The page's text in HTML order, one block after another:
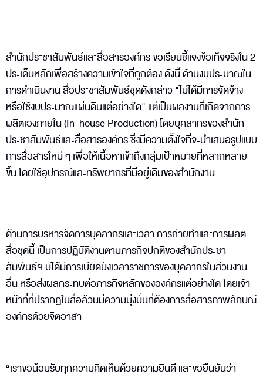
สำนักประชาสัมพันธ์และสื่อสารองค์กร ขอเรียนชี้แจงข้อเท็จจริงใน 2
ประเด็นหลักเพื่อสร้างความเข้าใจที่ถูกต้อง ดังนี้ ด้านงบประมาณใน
การดำเนินงาน สื่อประชาสัมพันธ์ชุดดังกล่าว "ไม่ได้มีการจัดจ้าง
หรือใช้งบประมาณแผ่นดินแต่อย่างใด" แต่เป็นผลงานที่เกิดจากการ
ผลิตเองภายใน (In-house Production) โดยบุคลากรของสำนัก
ประชาสัมพันธ์และสื่อสารองค์กร ซึ่งมีความตั้งใจที่จะนำเสนอรูปแบบ
การสื่อสารใหม่ ๆ เพื่อให้เนื้อหาเข้าถึงกลุ่มเป้าหมายที่หลากหลาย
ขึ้น โดยใช้อุปกรณ์และทรัพยากรที่มีอยู่เดิมของสำนักงาน
ด้านการบริหารจัดการบุคลากรและเวลา การถ่ายทำและการผลิต
สื่อชุดนี้ เป็นการปฏิบัติงานตามภารกิจปกติของสำนักประชา
สัมพันธ์ฯ มิได้มีการเบียดบังเวลาราชการของบุคลากรในส่วนงาน
อื่น หรือส่งผลกระทบต่อภารกิจหลักขององค์กรแต่อย่างใด โดยเจ้า
หน้าที่ที่ปรากฏในสื่อล้วนมีความมุ่งมั่นที่ต้องการสื่อสารภาพลักษณ์
องค์กรด้วยจิตอาสา
“เราขอน้อมรับทุกความคิดเห็นด้วยความยินดี และขอยืนยันว่า